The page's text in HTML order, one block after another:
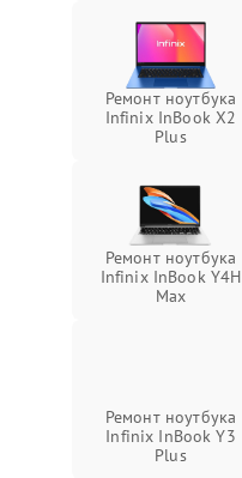
Ремонт ноутбука
Infinix InBook X2
Plus
Ремонт ноутбука
Infinix InBook Y4H
Max
Ремонт ноутбука
Infinix InBook Y3
Plus